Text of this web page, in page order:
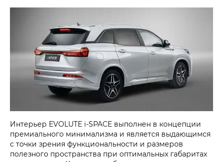
Интерьер EVOLUTE i‑SPACE выполнен в концепции
премиального минимализма и является выдающимся
с точки зрения функциональности и размеров
полезного пространства при оптимальных габаритах